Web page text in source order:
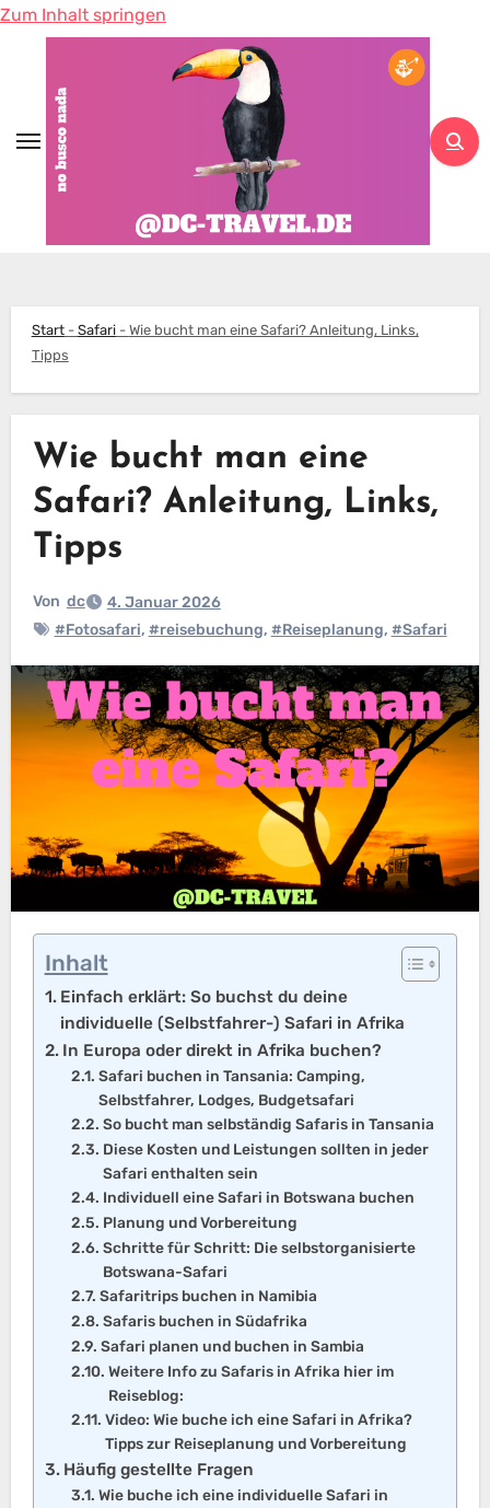
Zum Inhalt springen
Start- Safari- Wie bucht man eine Safari? Anleitung, Links,
Tipps
Wie bucht man eine
Safari? Anleitung, Links,
Tipps
Von dc
4. Januar 2026
#Fotosafari, #reisebuchung, #Reiseplanung, #Safari
Inhalt
Einfach erklärt: So buchst du deine
individuelle (Selbstfahrer-) Safari in Afrika
In Europa oder direkt in Afrika buchen?
Safari buchen in Tansania: Camping,
Selbstfahrer, Lodges, Budgetsafari
So bucht man selbständig Safaris in Tansania
Diese Kosten und Leistungen sollten in jeder
Safari enthalten sein
Individuell eine Safari in Botswana buchen
Planung und Vorbereitung
Schritte für Schritt: Die selbstorganisierte
Botswana-Safari
Safaritrips buchen in Namibia
Safaris buchen in Südafrika
Safari planen und buchen in Sambia
Weitere Info zu Safaris in Afrika hier im
Reiseblog:
Video: Wie buche ich eine Safari in Afrika?
Tipps zur Reiseplanung und Vorbereitung
Häufig gestellte Fragen
Wie buche ich eine individuelle Safari in